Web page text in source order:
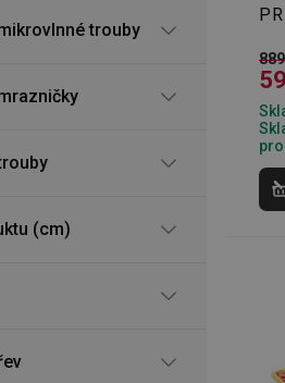
trouby
(cm)